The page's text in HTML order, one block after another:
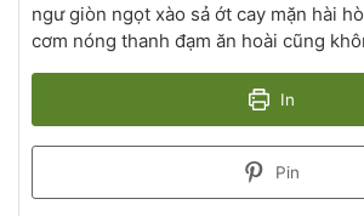
ngư giòn ngọt xào sả ớt cay mặn hài
cơm nóng thanh đạm ăn hoài cũng
In
Pin